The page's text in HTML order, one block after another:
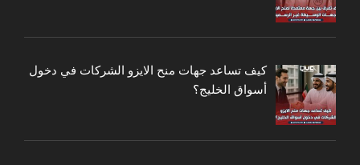
كيف تساعد جهات منح الايزو الشركات في دخول
أسواق الخليج؟